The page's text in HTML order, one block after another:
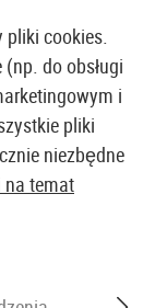
pliki cookies.
do obsługi
i
pliki
niezbędne
temat